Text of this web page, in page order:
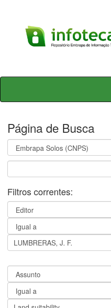
Skip
Página de Busca
Filtros correntes: